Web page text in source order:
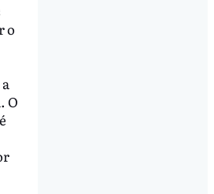
o
O